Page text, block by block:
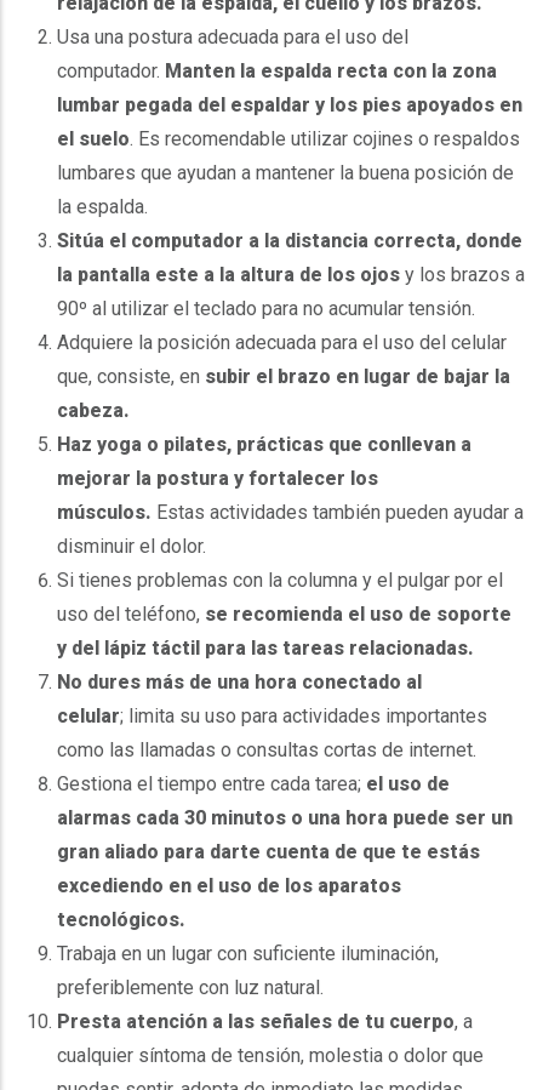
Usa una postura adecuada para el uso del
computador. Manten la espalda recta con la zona
lumbar pegada del espaldar y los pies apoyados en
el suelo. Es recomendable utilizar cojines o respaldos
lumbares que ayudan a mantener la buena posición de
la espalda.
Sitúa el computador a la distancia correcta, donde
la pantalla este a la altura de los ojos y los brazos a
90º al utilizar el teclado para no acumular tensión.
Adquiere la posición adecuada para el uso del celular
que, consiste, en subir el brazo en lugar de bajar la
cabeza.
Haz yoga o pilates, prácticas que conllevan a
mejorar la postura y fortalecer los
músculos. Estas actividades también pueden ayudar a
disminuir el dolor.
Si tienes problemas con la columna y el pulgar por el
uso del teléfono, se recomienda el uso de soporte
y del lápiz táctil para las tareas relacionadas.
No dures más de una hora conectado al
celular; limita su uso para actividades importantes
como las llamadas o consultas cortas de internet.
Gestiona el tiempo entre cada tarea; el uso de
alarmas cada 30 minutos o una hora puede ser un
gran aliado para darte cuenta de que te estás
excediendo en el uso de los aparatos
tecnológicos.
Trabaja en un lugar con suficiente iluminación,
preferiblemente con luz natural.
Presta atención a las señales de tu cuerpo, a
cualquier síntoma de tensión, molestia o dolor que